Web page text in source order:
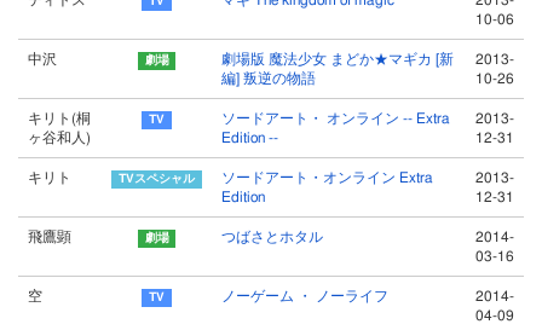
10-06
中沢
劇場版 魔法少女 まどか★マギカ [新
編] 叛逆の物語
2013-
10-26
キリト(桐
ヶ谷和人)
ソードアート・ オンライン -- Extra
Edition --
2013-
12-31
キリト
ソードアート・オンライン Extra
Edition
2013-
12-31
飛鷹顕 つばさとホタル
2014-
03-16
空 ノーゲーム ・ ノーライフ
2014-
04-09